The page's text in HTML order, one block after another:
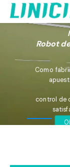
Robot
Como
control de